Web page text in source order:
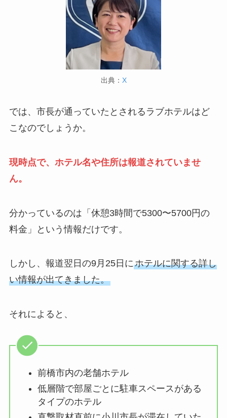
出典： X
では、市長が通っていたとされるラブホテルはど
こなのでしょうか。
現時点で、ホテル名や住所は報道されていませ
ん。
分かっているのは「休憩3時間で5300〜5700円の
料金」という情報だけです。
しかし、報道翌日の9月25日にホテルに関する詳し
い情報が出てきました。
それによると、
前橋市内の老舗ホテル
低層階で部屋ごとに駐車スペースがある
タイプのホテル